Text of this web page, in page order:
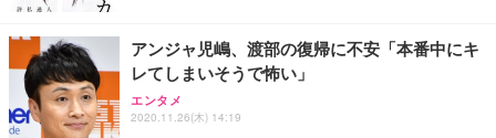
務用 おしゃれ パソコンチェア (ホワイト)
ANDWINT オフィスチェア デスクチェア 肘なし メ
ッシュ 通気性 ランバーサポート付き 腰サポート ガ
ス圧無段階昇降 360度回転 キャスター付き コンパク
【MiniLED/24.5inch/280Hz/FHD】GRAPHT THE S
HOOTER Gaming Monitor 24” Essential ゲーミン
グモニター QD 24.5インチ 1ms FHD 量子ドット 残
アイリスオーヤマ ペットシーツ 超厚型 お徳用 レギ
ュラー 200枚入【Amazon.co.jp限定】
アンジャ児嶋、渡部の復帰に不安「本番中にキ
レてしまいそうで怖い」
エンタメ
2020.11.26(木) 14:19